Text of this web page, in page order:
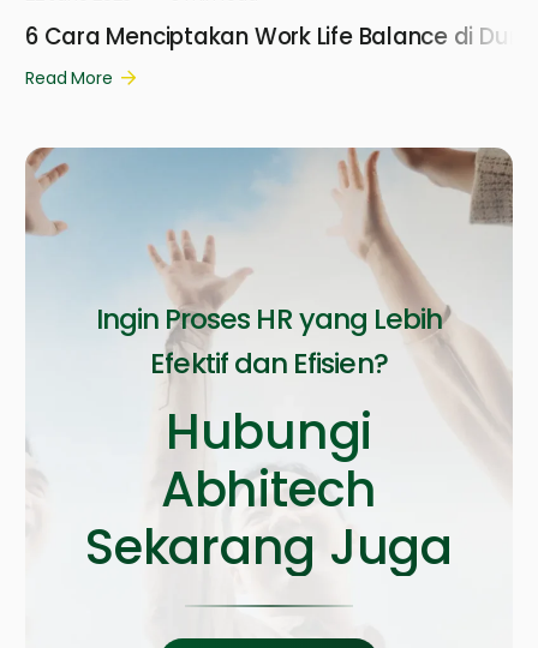
6 Cara Menciptakan Work Life Balance di
Read More
Ingin Proses HR yang Lebih
Efektif dan Efisien?
Hubungi
Abhitech
Sekarang Juga